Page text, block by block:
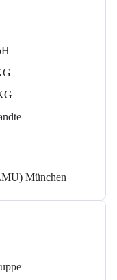
München